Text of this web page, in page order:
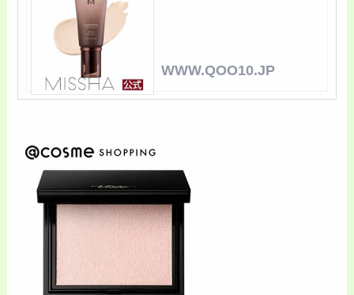
WWW.QOO10.JP